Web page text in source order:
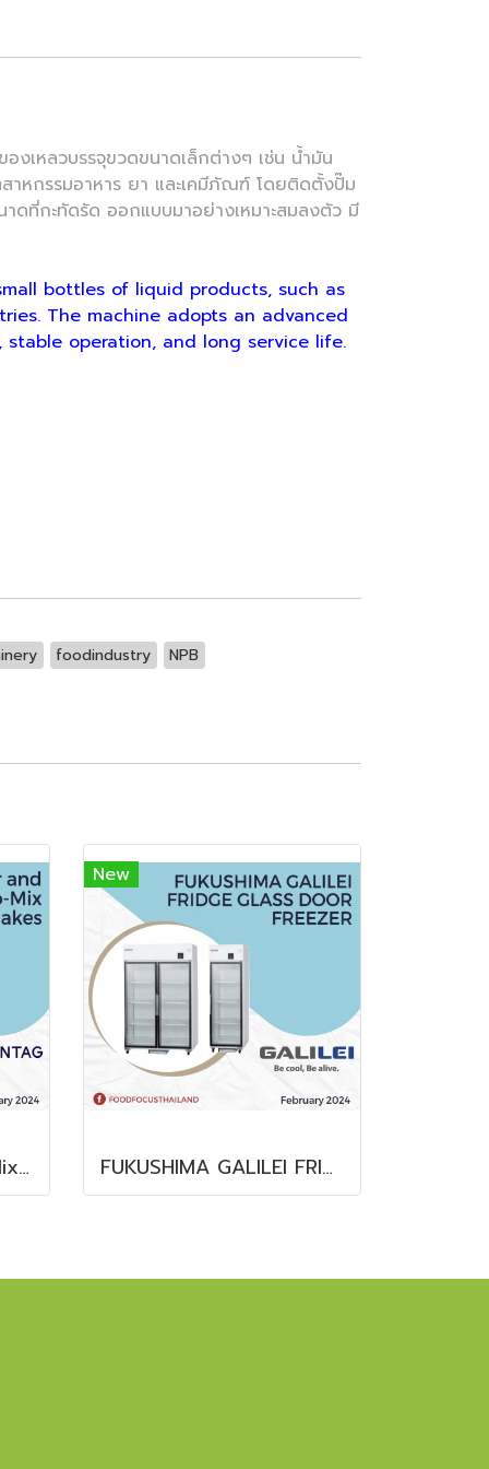
งเหลวบรรจุขวดขนาดเล็กต่างๆ เช่น น้ำมัน
าหกรรมอาหาร ยา และเคมีภัณฑ์ โดยติดตั้งปั๊ม
ดที่กะทัดรัด ออกแบบมาอย่างเหมาะสมลงตัว มี
bottles of liquid products, such as
The machine adopts an advanced
operation, and long service life.
foodindustry NPB
Clear and Ready-to-Mix Protein Shakes
New
FUKUSHIMA GALILEI FRIDGE GLASS DOOR FREEZER